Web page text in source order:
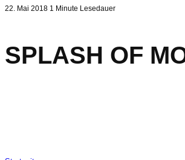
22. Mai 2018 1 Minute Lesedauer
SPLASH OF